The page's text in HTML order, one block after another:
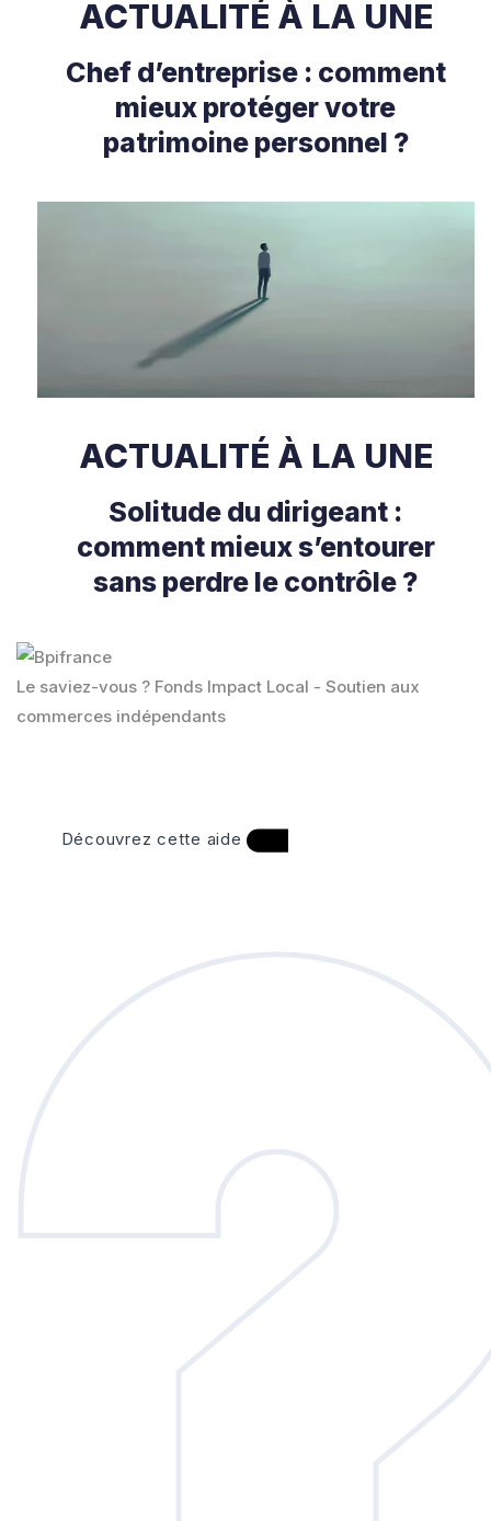
ACTUALITÉ À LA UNE
Chef d’entreprise : comment
mieux protéger votre
patrimoine personnel ?
ACTUALITÉ À LA UNE
Solitude du dirigeant :
comment mieux s’entourer
sans perdre le contrôle ?
Le saviez-vous ? Fonds Impact Local - Soutien aux
commerces indépendants
Découvrez cette aide